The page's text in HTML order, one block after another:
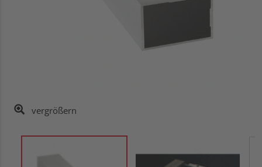
vergrößern